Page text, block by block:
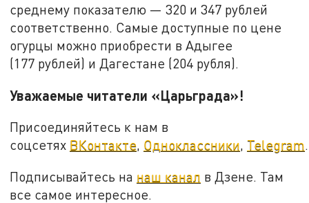
среднему показателю — 320 и 347 рублей
соответственно. Самые доступные по цене
огурцы можно приобрести в Адыгее
(177 рублей) и Дагестане (204 рубля).
Уважаемые читатели «Царьграда»!
Присоединяйтесь к нам в
соцсетях ВКонтакте, Одноклассники, Telegram.
Подписывайтесь на наш канал в Дзене. Там
все самое интересное.